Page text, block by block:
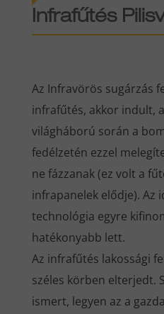
Infrafűtés
Az Infravörös sugárzás
infrafűtés, akkor indult,
világháború során a
fedélzetén ezzel
ne fázzanak (ez volt a
infrapanelek elődje). Az
technológia egyre
hatékonyabb lett.
Az infrafűtés lakossági
széles körben elterjedt.
ismert, legyen az a